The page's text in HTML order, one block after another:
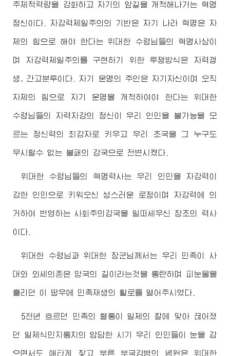
주체적력량을 강화하고 자기의 앞길을 개척해나가는 혁명
정신이다. 자강력제일주의의 기반은 자기 나라 혁명은 자
체의 힘으로 해야 한다는위대한 수령님들의 혁명사상이
며 자강력제일주의를 구현하기 위한 투쟁방식은 자력갱
생, 간고분투이다. 자기 운명의 주인은 자기자신이며 오직
자체의 힘으로 자기 운명을 개척하여야 한다는 위대한
수령님 들의 자력자강의 정신이 우리 인민을 불가능을 모
르는 정신력의 최강자로 키우고 우리 조국을 그 누구도
무시할수 없는 불패의 강국으로 전변시켰다.
위대한 수령님들의 혁명력사는 우리 인민을 자강력이
강한 인민으로 키워오신 성스러운 로정이며 자강력에 의
거하여 번영하는 사회주의강국을 일떠세우신 창조의 력사
이다.
위대한 수령님 과위대한 장군님께서는 우리 민족이 사
대와 외세의존은 망국의 길이라는것을 통탄하며 피눈물을
흘리던 이 땅우에 민족재생의 활로를 열어주시였다.
5천년 흐르던 민족의 혈통이 일제의 칼에 맞아 끊어졌
던 일제식민지통치의 암담한 시기 우리 인민들이 눈을 감
으면서도 애타게 찾고 부른 부국강병의 념원은 위대한